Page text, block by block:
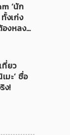
‘นัก
งเก่ง
องหลง
ที่ยว
มะ’ ชื่อ
ง!